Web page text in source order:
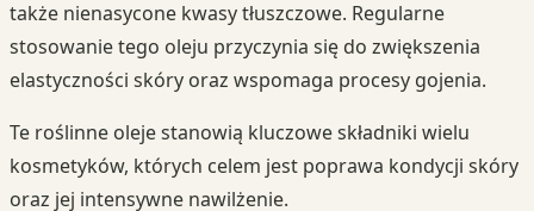
także nienasycone kwasy tłuszczowe. Regularne
stosowanie tego oleju przyczynia się do zwiększenia
elastyczności skóry oraz wspomaga procesy gojenia.
Te roślinne oleje stanowią kluczowe składniki wielu
kosmetyków, których celem jest poprawa kondycji skóry
oraz jej intensywne nawilżenie.